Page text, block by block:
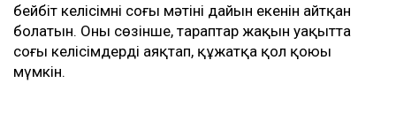
бейбіт келісімнің соңғы мәтіні дайын екенін айтқан
болатын. Оның сөзінше, тараптар жақын уақытта
соңғы келісімдерді аяқтап, құжатқа қол қоюы
мүмкін.